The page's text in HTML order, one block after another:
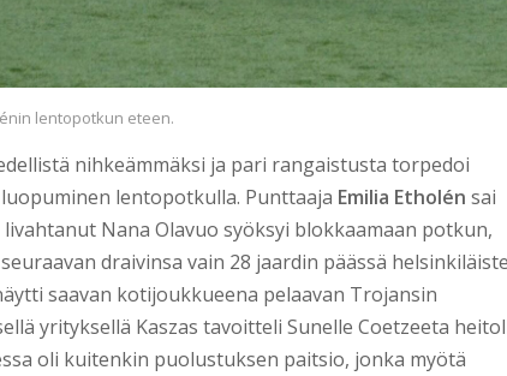
lentopotkun eteen.
nihkeämmäksi ja pari rangaistusta torpedoi
lentopotkulla. Punttaaja Emilia Etholén sai
Nana Olavuo syöksyi blokkaamaan potkun,
draivinsa vain 28 jaardin päässä
saavan kotijoukkueena pelaavan Trojansin
yrityksellä Kaszas tavoitteli Sunelle Coetzeeta
oli kuitenkin puolustuksen paitsio, jonka myötä